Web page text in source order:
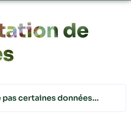
de
pas certaines données…